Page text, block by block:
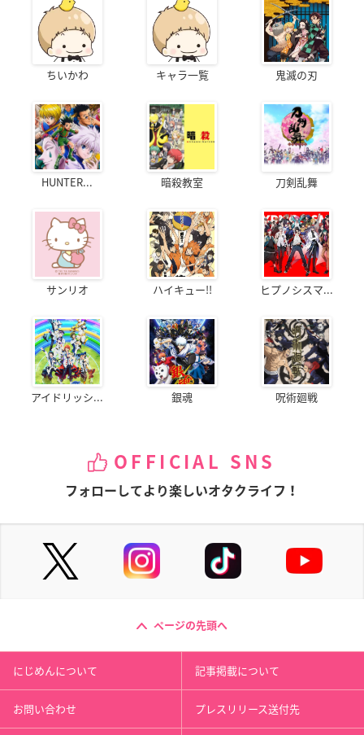
ちいかわ キャラ一覧 鬼滅の刃
HUNTER... 暗殺教室 刀剣乱舞
サンリオ ハイキュー!! ヒプノシスマ...
アイドリッシ... 銀魂 呪術廻戦
OFFICIAL SNS
フォローしてより楽しいオタクライフ！
ページの先頭へ
にじめんについて 記事掲載について
お問い合わせ プレスリリース送付先